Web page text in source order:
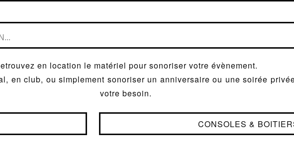
en location le matériel pour sonoriser votre évènement.
en club, ou simplement sonoriser un anniversaire ou une soirée
votre besoin.
CONSOLES &